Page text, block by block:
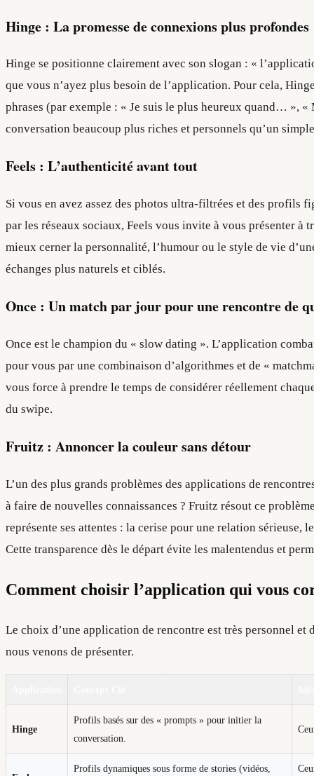
Hinge : La promesse de connexions plus profondes
Hinge se positionne clairement avec son slogan : «
que vous n’ayez plus besoin de l’application. Pour cela,
phrases (par exemple : « Je suis le plus heureux quand… »,
conversation beaucoup plus riches et personnels qu’un
Feels : L’authenticité avant tout
Si vous en avez assez des photos ultra-filtrées et des profils
par les réseaux sociaux, Feels vous invite à vous présenter à
mieux cerner la personnalité, l’humour ou le style de vie
échanges plus naturels et ciblés.
Once : Un match par jour pour une rencontre de
Once est le champion du « slow dating ». L’application
pour vous par une combinaison d’algorithmes et de «
vous force à prendre le temps de considérer réellement
du swipe.
Fruitz : Annoncer la couleur sans détour
L’un des plus grands problèmes des applications de
à faire de nouvelles connaissances ? Fruitz résout ce
représente ses attentes : la cerise pour une relation sérieuse,
Cette transparence dès le départ évite les malentendus et
Comment choisir l’application qui vous
Le choix d’une application de rencontre est très personnel
nous venons de présenter.
Hinge
Profils basés sur des « prompts » pour initier la
conversation.
Profils dynamiques sous forme de stories (vidéos,